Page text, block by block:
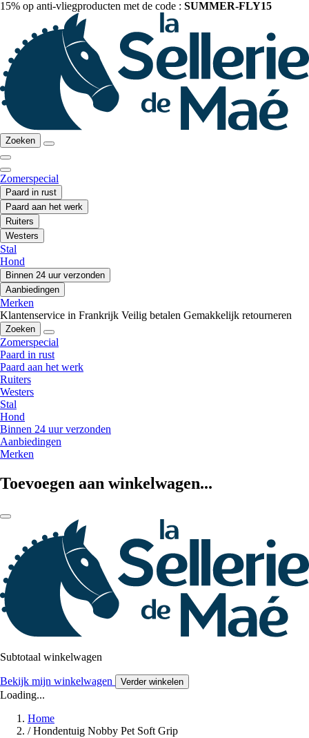
15% op anti-vliegproducten met de code : SUMMER-FLY15
Zoeken
Zomerspecial
Paard in rust
Paard aan het werk
Ruiters
Westers
Stal
Hond
Binnen 24 uur verzonden
Aanbiedingen
Merken
Klantenservice in Frankrijk Veilig betalen Gemakkelijk retourneren
Zoeken
Zomerspecial
Paard in rust
Paard aan het werk
Ruiters
Westers
Stal
Hond
Binnen 24 uur verzonden
Aanbiedingen
Merken
Toevoegen aan winkelwagen...
Subtotaal winkelwagen
Bekijk mijn winkelwagen Verder winkelen
Loading...
Home
/ Hondentuig Nobby Pet Soft Grip